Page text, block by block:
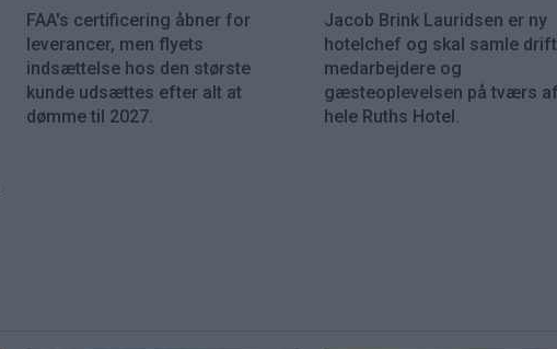
FAA's certificering åbner for
leverancer, men flyets
indsættelse hos den største
kunde udsættes efter alt at
dømme til 2027.
Jacob Brink Lauridsen er ny
hotelchef og skal samle
medarbejdere og
gæsteoplevelsen på tværs af
hele Ruths Hotel.